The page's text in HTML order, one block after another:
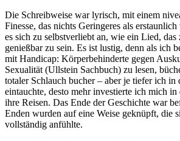
Die Schreibweise war lyrisch, mit einem
Finesse, das nichts Geringeres als
es sich zu selbstverliebt an, wie ein Lied, das
genießbar zu sein. Es ist lustig, denn als ich
mit Handicap: Körperbehinderte gegen
Sexualität (Ullstein Sachbuch) zu lesen,
totaler Schlauch bucher – aber je tiefer ich in
eintauchte, desto mehr investierte ich mich in
ihre Reisen. Das Ende der Geschichte war
Enden wurden auf eine Weise geknüpft, die
vollständig anfühlte.